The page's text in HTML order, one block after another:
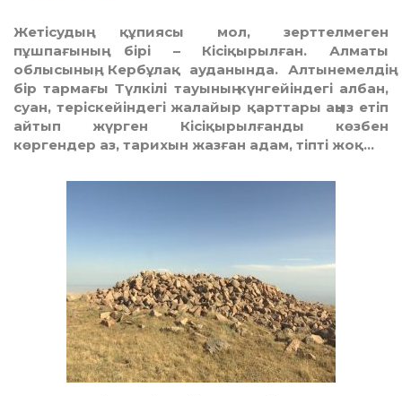
Жетісудың құпиясы мол, зерттелмеген
пұшпағының бірі – Кісіқырылған. Алматы
облысының, Кербұлақ ауданында. Алтынемелдің
бір тармағы Түлкілі тауының күнгейіндегі албан,
суан, теріскейіндегі жалайыр қарттары аңыз етіп
айтып жүрген Кісіқырылғанды көзбен
көргендер аз, тарихын жазған адам, тіпті жоқ…